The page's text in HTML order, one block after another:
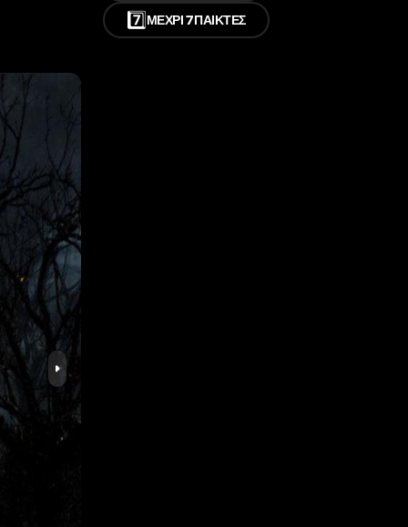
7️⃣ΜΈΧΡΙ 7 ΠΑΊΚΤΕΣ